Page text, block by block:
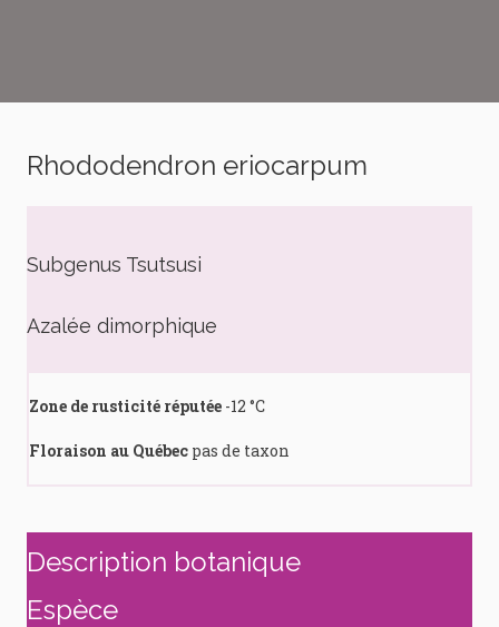
Rhododendron eriocarpum
Subgenus Tsutsusi
Azalée dimorphique
Zone de rusticité réputée -12 °C
Floraison au Québec pas de taxon
Description botanique
Espèce